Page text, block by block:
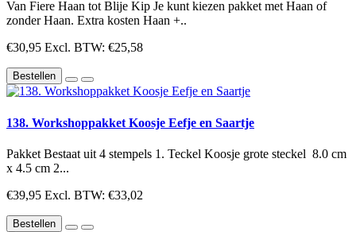
Van Fiere Haan tot Blije Kip Je kunt kiezen pakket met Haan of
zonder Haan. Extra kosten Haan +..
€30,95 Excl. BTW: €25,58
Bestellen
138. Workshoppakket Koosje Eefje en Saartje
Pakket Bestaat uit 4 stempels 1. Teckel Koosje grote steckel 8.0 cm
x 4.5 cm 2...
€39,95 Excl. BTW: €33,02
Bestellen